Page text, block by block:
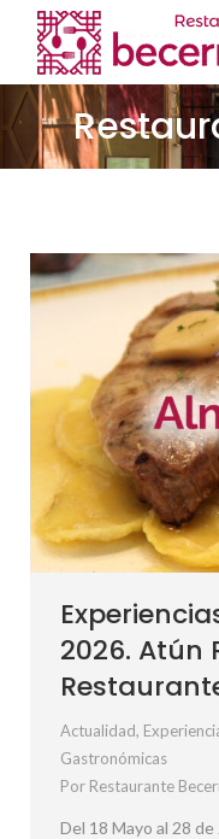
2026. Atún
Actualidad,
Gastronómicas
Por Restaurante
Del 18 Mayo al 28